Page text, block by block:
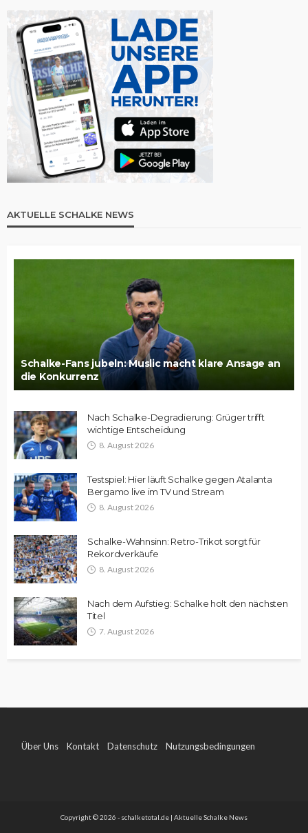
AKTUELLE SCHALKE NEWS
Schalke-Fans jubeln: Muslic macht klare Ansage an
die Konkurrenz
Nach Schalke-Degradierung: Grüger trifft
wichtige Entscheidung
8. August 2026
Testspiel: Hier läuft Schalke gegen Atalanta
Bergamo live im TV und Stream
8. August 2026
Schalke-Wahnsinn: Retro-Trikot sorgt für
Rekordverkäufe
8. August 2026
Nach dem Aufstieg: Schalke holt den nächsten
Titel
7. August 2026
Über Uns Kontakt Datenschutz Nutzungsbedingungen
Copyright © 2026 - schalketotal.de | Aktuelle Schalke News